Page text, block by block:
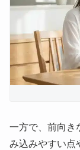
一方で、前向き
み込みやすい点